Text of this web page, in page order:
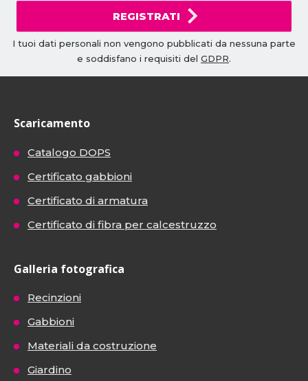
REGISTRATI
I tuoi dati personali non vengono pubblicati da nessuna parte
e soddisfano i requisiti del GDPR.
Scaricamento
Catalogo DOPS
Certificato gabbioni
Certificato di armatura
Certificato di fibra per calcestruzzo
Galleria fotografica
Recinzioni
Gabbioni
Materiali da costruzione
Giardino